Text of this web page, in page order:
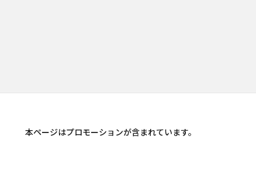
本ページはプロモーションが含まれています。